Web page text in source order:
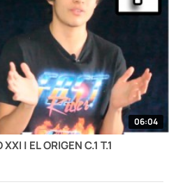
06:04
| EL ORIGEN C.1 T.1